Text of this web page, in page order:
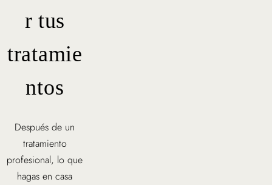
r tus
tratamie
ntos
Después de un
tratamiento
profesional, lo que
hagas en casa